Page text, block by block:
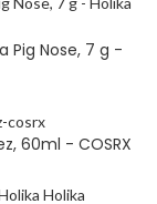
Pig Nose, 7 g -
60ml - COSRX